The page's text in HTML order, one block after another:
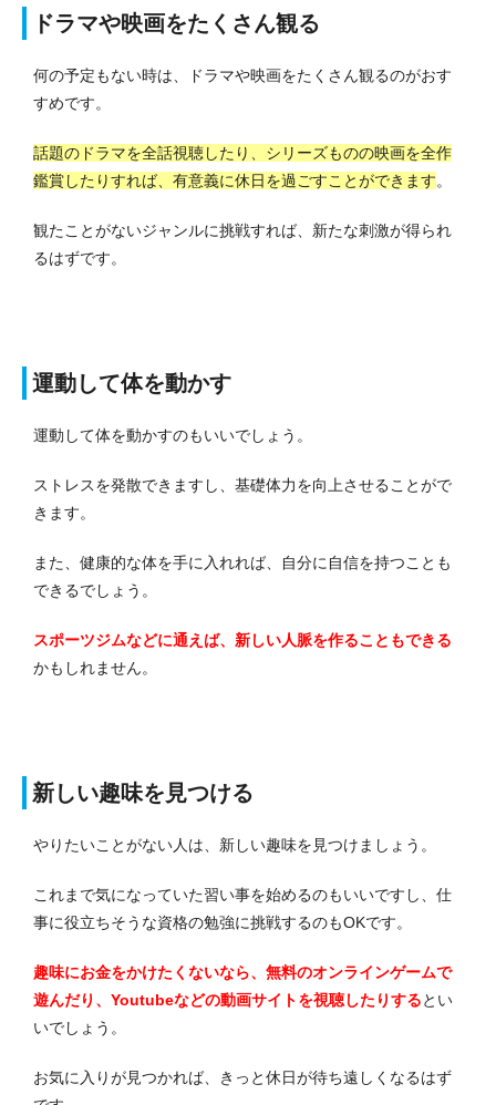
ドラマや映画をたくさん観る
何の予定もない時は、ドラマや映画をたくさん観るのがおす
すめです。
話題のドラマを全話視聴したり、シリーズものの映画を全作
鑑賞したりすれば、有意義に休日を過ごすことができます。
観たことがないジャンルに挑戦すれば、新たな刺激が得られ
るはずです。
運動して体を動かす
運動して体を動かすのもいいでしょう。
ストレスを発散できますし、基礎体力を向上させることがで
きます。
また、健康的な体を手に入れれば、自分に自信を持つことも
できるでしょう。
スポーツジムなどに通えば、新しい人脈を作ることもできる
かもしれません。
新しい趣味を見つける
やりたいことがない人は、新しい趣味を見つけましょう。
これまで気になっていた習い事を始めるのもいいですし、仕
事に役立ちそうな資格の勉強に挑戦するのもOKです。
趣味にお金をかけたくないなら、無料のオンラインゲームで
遊んだり、Youtubeなどの動画サイトを視聴したりするとい
いでしょう。
お気に入りが見つかれば、きっと休日が待ち遠しくなるはず